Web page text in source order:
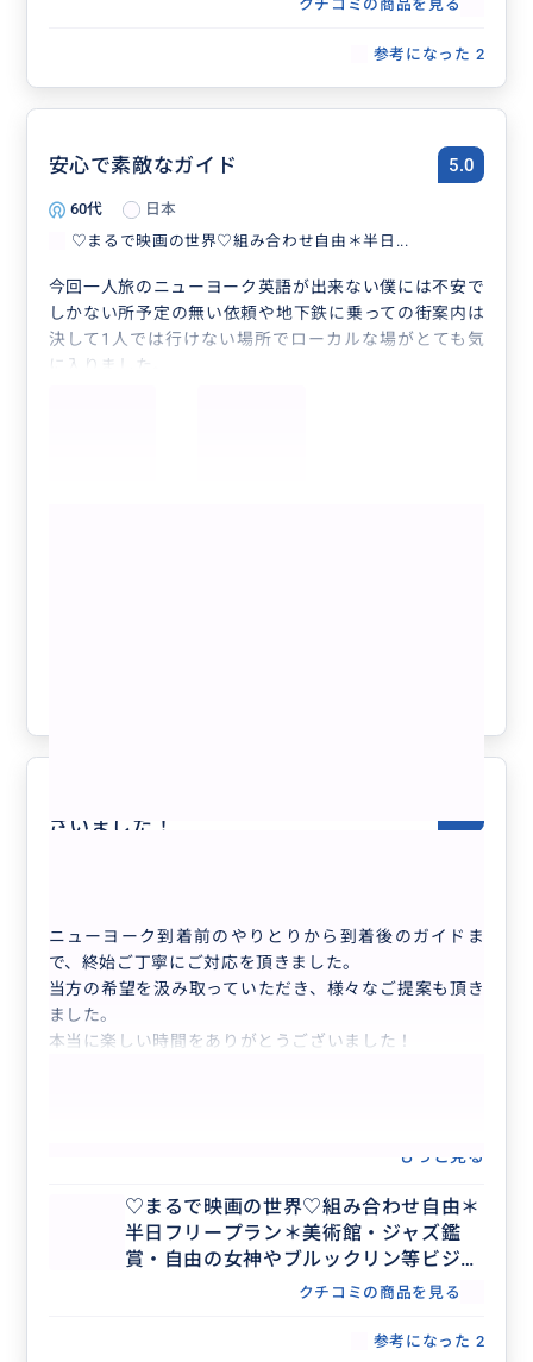
に所要時間3時間程度かかるとのアドバイスを頂いてい
ホテルまでの帰り方(地下鉄)などもきちんと教えてくれ
るので、全く困ることはありませんでした。
ると思うので、今回Mariさんのお陰で終始楽しく安心し
て、その後の旅も気持ちよく過ごすことが出来ました。
本当にありがとうございました！
クチコミの商品を見る
参考になった 2
安心で素敵なガイド 5.0
60代
日本
♡まるで映画の世界♡組み合わせ自由＊半日...
今回一人旅のニューヨーク英語が出来ない僕には不安で
しかない所予定の無い依頼や地下鉄に乗っての街案内は
決して1人では行けない場所でローカルな場がとても気
に入りました。
ざいました！
ニューヨーク到着前のやりとりから到着後のガイドま
で、終始ご丁寧にご対応を頂きました。
当方の希望を汲み取っていただき、様々なご提案も頂き
ました。
本当に楽しい時間をありがとうございました！
もっと見る
♡まるで映画の世界♡組み合わせ自由＊
半日フリープラン＊美術館・ジャズ鑑
賞・自由の女神やブルックリン等ビジネ
ス渡航にもおすすめ♡人数上限なし
クチコミの商品を見る
参考になった 2